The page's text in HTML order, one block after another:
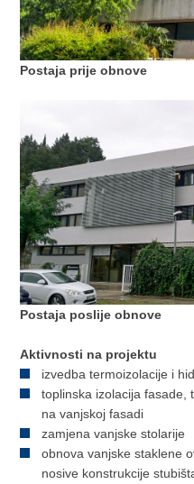
Postaja prije obnove
Postaja poslije obnove
Aktivnosti na projektu
izvedba termoizolacije i
toplinska izolacija fasade,
na vanjskoj fasadi
zamjena vanjske stolarije
obnova vanjske staklene
nosive konstrukcije